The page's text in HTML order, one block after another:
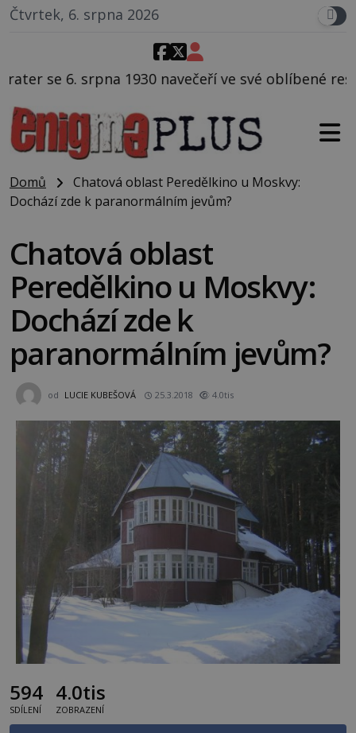
Čtvrtek, 6. srpna 2026
navečeří ve své oblíbené restauraci, pak si na
Domů
Chatová oblast Peredělkino u Moskvy:
Dochází zde k paranormálním jevům?
Chatová oblast
Peredělkino u Moskvy:
Dochází zde k
paranormálním jevům?
od LUCIE KUBEŠOVÁ 25.3.2018 4.0tis
594
SDÍLENÍ
4.0tis
ZOBRAZENÍ